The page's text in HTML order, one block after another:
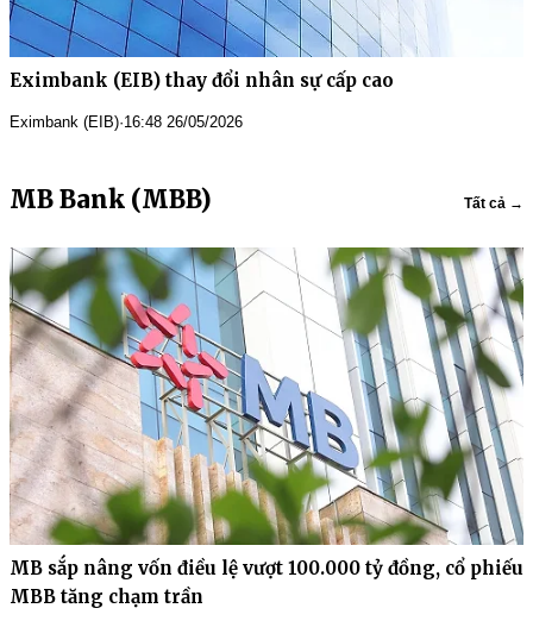
Eximbank (EIB) thay đổi nhân sự cấp cao
Eximbank (EIB)·16:48 26/05/2026
MB Bank (MBB) Tất cả →
MB sắp nâng vốn điều lệ vượt 100.000 tỷ đồng, cổ phiếu
MBB tăng chạm trần